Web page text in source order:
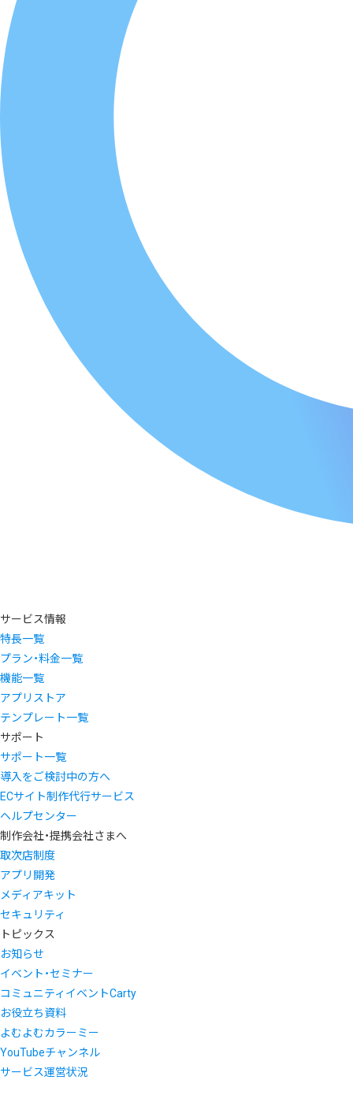
サービス情報
特長一覧
プラン・料金一覧
機能一覧
アプリストア
テンプレート一覧
サポート
サポート一覧
導入をご検討中の方へ
ECサイト制作代行サービス
ヘルプセンター
制作会社・提携会社さまへ
取次店制度
アプリ開発
メディアキット
セキュリティ
トピックス
お知らせ
イベント・セミナー
コミュニティイベントCarty
お役立ち資料
よむよむカラーミー
YouTubeチャンネル
サービス運営状況